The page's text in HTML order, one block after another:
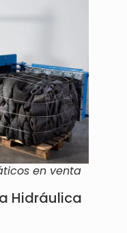
en venta
Hidráulica